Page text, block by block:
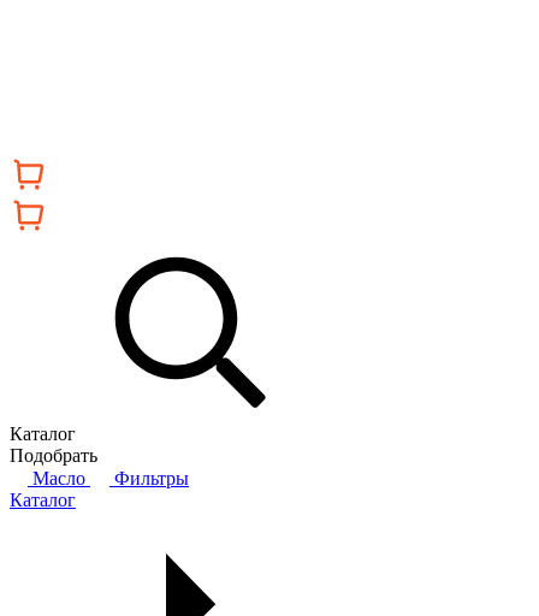
Каталог
Подобрать
Масло
Фильтры
Каталог